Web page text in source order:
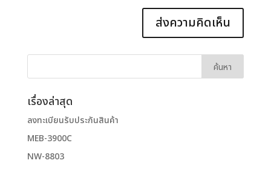
เรื่องล่าสุด
ลงทะเบียนรับประกันสินค้า
MEB-3900C
NW-8803